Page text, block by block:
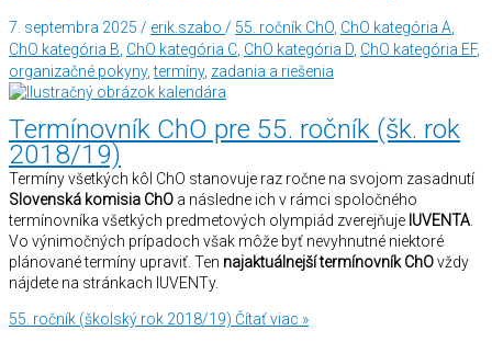
7. septembra 2025 / erik.szabo / 55. ročník ChO, ChO kategória A,
ChO kategória B, ChO kategória C, ChO kategória D, ChO kategória EF,
organizačné pokyny,termíny, zadania a riešenia
Termínovník ChO pre 55. ročník (šk. rok
2018/19)
Termíny všetkých kôl ChO stanovuje raz ročne na svojom zasadnutí
Slovenská komisia ChO a následne ich v rámci spoločného
termínovníka všetkých predmetových olympiád zverejňuje IUVENTA.
Vo výnimočných prípadoch však môže byť nevyhnutné niektoré
plánované termíny upraviť. Ten najaktuálnejší termínovník ChOvždy
nájdete na stránkach IUVENTy.
55. ročník (školský rok 2018/19) Čítať viac »